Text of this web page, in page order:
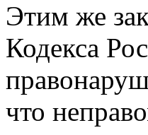
Этим же
Кодекса
что